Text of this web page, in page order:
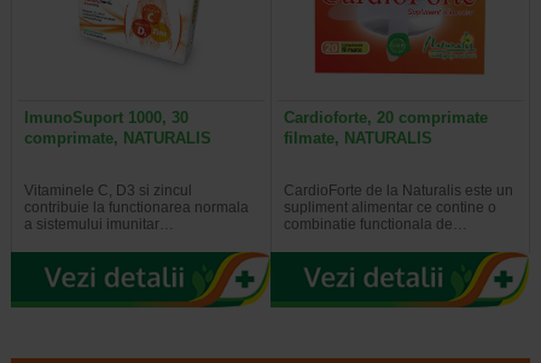
ImunoSuport 1000, 30
comprimate, NATURALIS
Vitaminele C, D3 si zincul
contribuie la functionarea normala
a sistemului imunitar…
Cardioforte, 20 comprimate
filmate, NATURALIS
CardioForte de la Naturalis este un
supliment alimentar ce contine o
combinatie functionala de…